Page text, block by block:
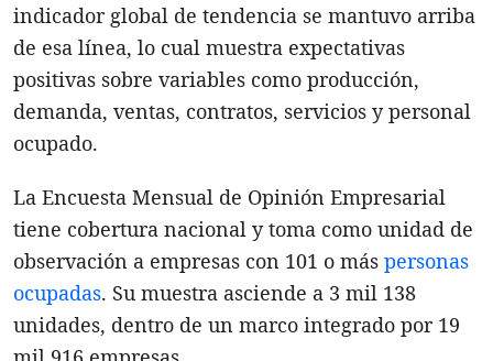
indicador global de tendencia se mantuvo arriba
de esa línea, lo cual muestra expectativas
positivas sobre variables como producción,
demanda, ventas, contratos, servicios y personal
ocupado.
La Encuesta Mensual de Opinión Empresarial
tiene cobertura nacional y toma como unidad de
observación a empresas con 101 o más personas
ocupadas. Su muestra asciende a 3 mil 138
unidades, dentro de un marco integrado por 19